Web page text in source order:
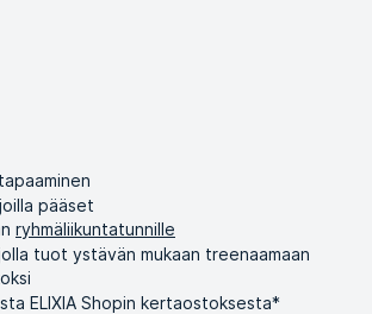
pääset
ryhmäliikuntatunnille
tuot ystävän mukaan treenaamaan
ELIXIA Shopin kertaostoksesta*